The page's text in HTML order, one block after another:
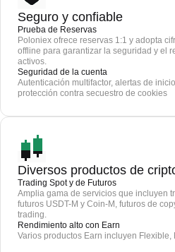
Seguro y confiable
Prueba de Reservas
Poloniex ofrece reservas 1:1 y adopta
offline para garantizar la seguridad y el
activos.
Seguridad de la cuenta
Autenticación multifactor, alertas de
protección contra secuestro de cookies
Diversos productos de
Trading Spot y de Futuros
Amplia gama de servicios que incluyen
futuros USDT-M y Coin-M, futuros de
trading.
Rendimiento alto con Earn
Varios productos Earn incluyen Flexible,